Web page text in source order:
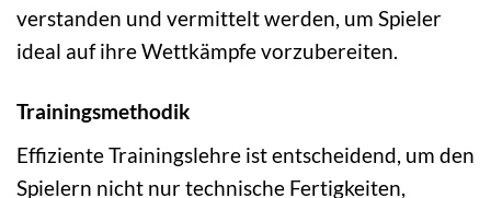
verstanden und vermittelt werden, um Spieler
ideal auf ihre Wettkämpfe vorzubereiten.
Trainingsmethodik
Effiziente Trainingslehre ist entscheidend, um den
Spielern nicht nur technische Fertigkeiten,